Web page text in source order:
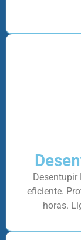
Desentupir
eficiente.
horas.